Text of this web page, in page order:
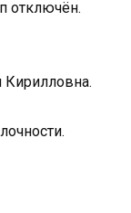
отключён.
Кирилловна.